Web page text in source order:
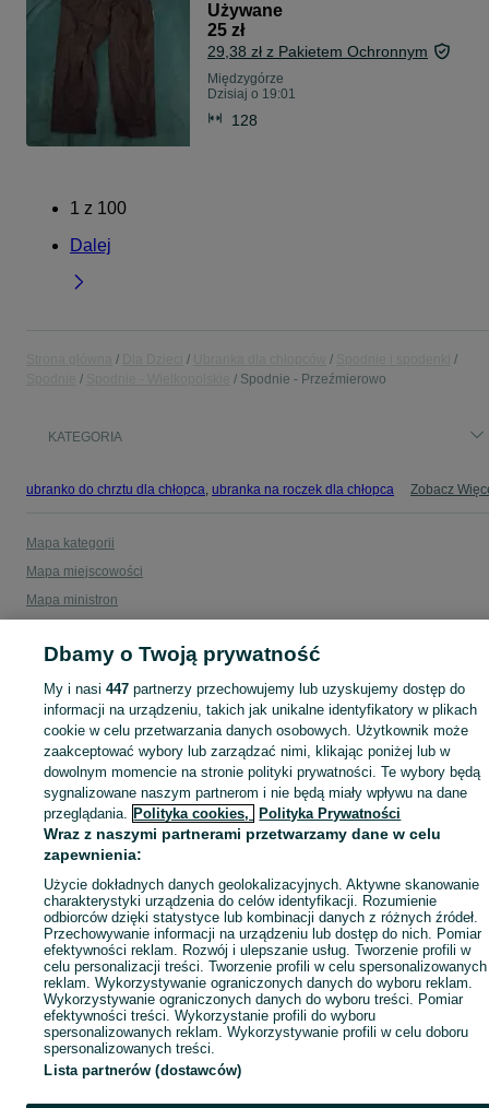
Używane
25 zł
29,38 zł z Pakietem Ochronnym
Międzygórze
Dzisiaj o 19:01
128
1 z 100
Dalej
Spodnie - Przeźmierowo
KATEGORIA
ubranko do chrztu dla chłopca, ubranka na roczek dla chłopca Zobacz
Mapa kategorii
Mapa miejscowości
Mapa ministron
Dbamy o Twoją prywatność
My i nasi447 partnerzy przechowujemy lub uzyskujemy dostęp do
informacji na urządzeniu, takich jak unikalne identyfikatory w plikach
cookie w celu przetwarzania danych osobowych. Użytkownik może
zaakceptować wybory lub zarządzać nimi, klikając poniżej lub w
dowolnym momencie na stronie polityki prywatności. Te wybory będą
sygnalizowane naszym partnerom i nie będą miały wpływu na dane
przeglądania. Polityka cookies, Polityka Prywatności
Wraz z naszymi partnerami przetwarzamy dane w celu
zapewnienia:
Użycie dokładnych danych geolokalizacyjnych. Aktywne skanowanie
charakterystyki urządzenia do celów identyfikacji. Rozumienie
odbiorców dzięki statystyce lub kombinacji danych z różnych źródeł.
Przechowywanie informacji na urządzeniu lub dostęp do nich. Pomiar
efektywności reklam. Rozwój i ulepszanie usług. Tworzenie profili w
celu personalizacji treści. Tworzenie profili w celu spersonalizowanych
reklam. Wykorzystywanie ograniczonych danych do wyboru reklam.
Wykorzystywanie ograniczonych danych do wyboru treści. Pomiar
efektywności treści. Wykorzystanie profili do wyboru
spersonalizowanych reklam. Wykorzystywanie profili w celu doboru
spersonalizowanych treści.
Lista partnerów (dostawców)